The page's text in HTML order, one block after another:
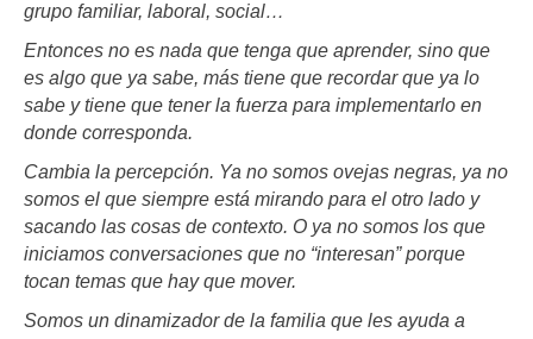
grupo familiar, laboral, social…
Entonces no es nada que tenga que aprender, sino que
es algo que ya sabe, más tiene que recordar que ya lo
sabe y tiene que tener la fuerza para implementarlo en
donde corresponda.
Cambia la percepción. Ya no somos ovejas negras, ya no
somos el que siempre está mirando para el otro lado y
sacando las cosas de contexto. O ya no somos los que
iniciamos conversaciones que no “interesan” porque
tocan temas que hay que mover.
Somos un dinamizador de la familia que les ayuda a